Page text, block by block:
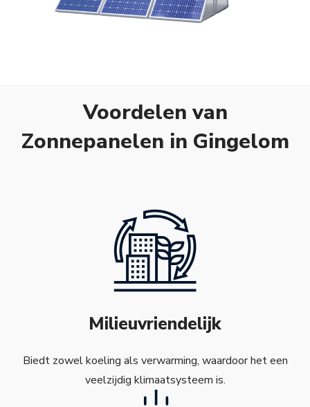
Voordelen van
Zonnepanelen in Gingelom
Milieuvriendelijk
Biedt zowel koeling als verwarming, waardoor het een
veelzijdig klimaatsysteem is.